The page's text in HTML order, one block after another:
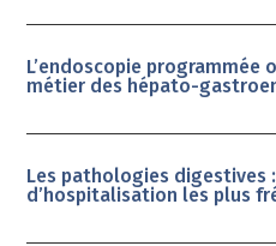
L’endoscopie programmée
métier des hépato-
Les pathologies digestives
d’hospitalisation les plus